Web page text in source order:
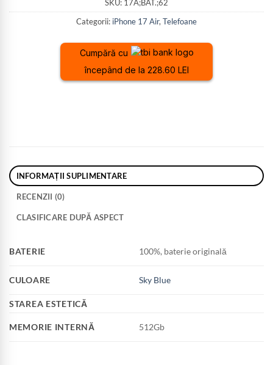
SKU: 17A;BAT.;62
Categorii: iPhone 17 Air, Telefoane
Cumpără cu
începând de la 228.60 LEI
INFORMAȚII SUPLIMENTARE
RECENZII (0)
CLASIFICARE DUPĂ ASPECT
BATERIE 100%, baterie originală
CULOARE Sky Blue
STAREA ESTETICĂ
MEMORIE INTERNĂ 512Gb